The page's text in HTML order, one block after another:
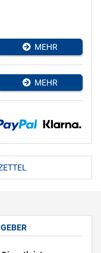
MEHR
MEHR